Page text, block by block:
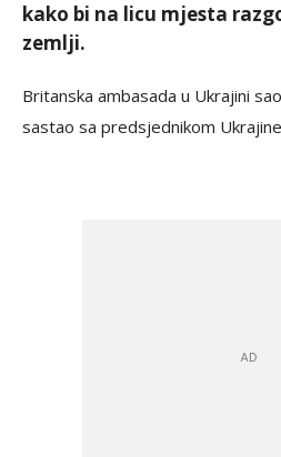
kako bi na licu mjesta
zemlji.
Britanska ambasada u Ukrajini
sastao sa predsjednikom